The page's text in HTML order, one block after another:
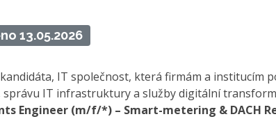
13.05.2026
IT společnost, která firmám a institucím
správu IT infrastruktury a služby digitální
Engineer (m/f/*) – Smart-metering & DACH